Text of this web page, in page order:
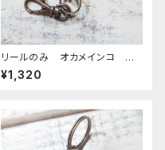
リールのみ オカメインコ ア
ルビノ グリーン ぽわんシリ
ーズ おかめいんこ
¥1,320